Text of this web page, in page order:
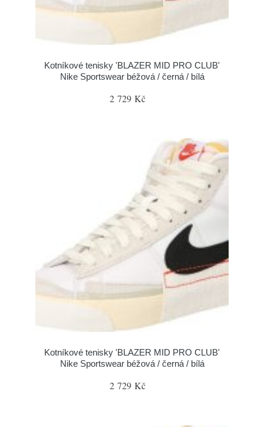
Kotníkové tenisky 'BLAZER MID PRO CLUB'
Nike Sportswear béžová / černá / bílá
2 729 Kč
Kotníkové tenisky 'BLAZER MID PRO CLUB'
Nike Sportswear béžová / černá / bílá
2 729 Kč